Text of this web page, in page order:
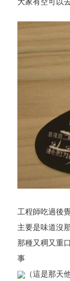
工程師吃過後
主要是味道沒
那種又稠又重
事
（這是那天